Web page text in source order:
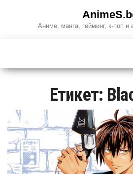
Аниме, манга, гейминг, к-поп и
Етикет: